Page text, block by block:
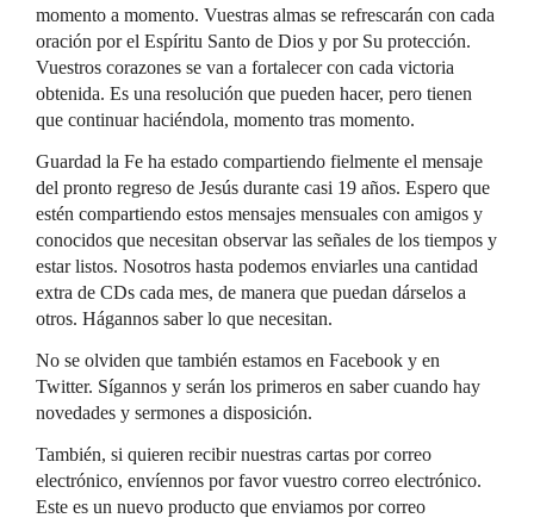
momento a momento. Vuestras almas se refrescarán con cada
oración por el Espíritu Santo de Dios y por Su protección.
Vuestros corazones se van a fortalecer con cada victoria
obtenida. Es una resolución que pueden hacer, pero tienen
que continuar haciéndola, momento tras momento.
Guardad la Fe ha estado compartiendo fielmente el mensaje
del pronto regreso de Jesús durante casi 19 años. Espero que
estén compartiendo estos mensajes mensuales con amigos y
conocidos que necesitan observar las señales de los tiempos y
estar listos. Nosotros hasta podemos enviarles una cantidad
extra de CDs cada mes, de manera que puedan dárselos a
otros. Hágannos saber lo que necesitan.
No se olviden que también estamos en Facebook y en
Twitter. Sígannos y serán los primeros en saber cuando hay
novedades y sermones a disposición.
También, si quieren recibir nuestras cartas por correo
electrónico, envíennos por favor vuestro correo electrónico.
Este es un nuevo producto que enviamos por correo